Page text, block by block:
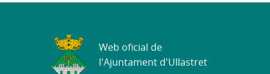
Web oficial de
l'Ajuntament d'Ullastret